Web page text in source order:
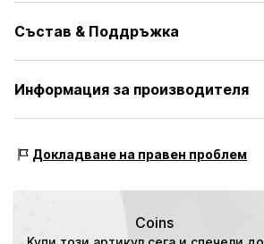
Мека на допир дръжка
№ на артикул
Кройка: Regular
Линия на талията: Средна талия
Таблица с размери
Състав & Поддръжка
Материал: 100% Памук
Информация за производителя
64372 Ober-Ramstadt
Докладване на правен проблем
Coins